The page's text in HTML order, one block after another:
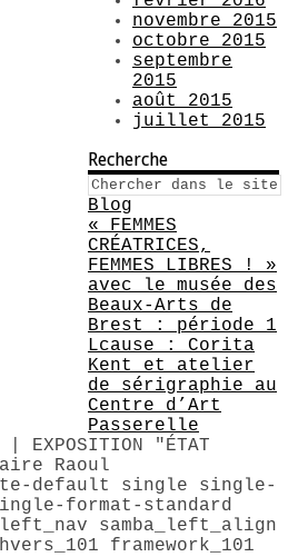
novembre 2015
octobre 2015
septembre
2015
août 2015
juillet 2015
Recherche
Blog
« FEMMES
CRÉATRICES,
FEMMES LIBRES ! »
avec le musée des
Beaux-Arts de
Brest : période 1
Lcause : Corita
Kent et atelier
de sérigraphie au
Centre d’Art
Passerelle
"ÉTAT
Raoul
default single single-
format-standard
samba_left_align
framework_101